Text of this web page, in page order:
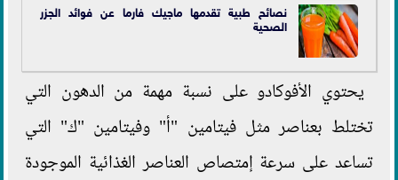
نصائح طبية تقدمها ماجيك فارما عن فوائد الجزر
الصحية
يحتوي الأفوكادو على نسبة مهمة من الدهون التي
تختلط بعناصر مثل فيتامين "أ" وفيتامين "ك" التي
تساعد على سرعة إمتصاص العناصر الغذائية الموجودة